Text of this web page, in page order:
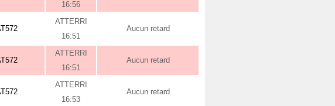
16:56
ATTERRI
16:51
Aucun retard
ATTERRI
16:51
Aucun retard
ATTERRI
16:53
Aucun retard